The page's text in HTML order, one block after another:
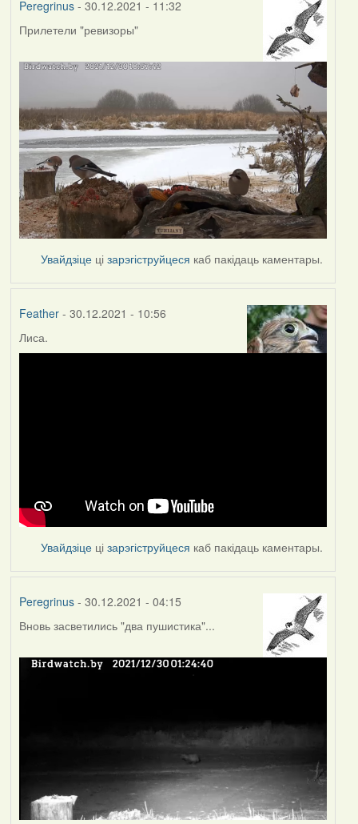
Peregrinus- 30.12.2021 - 11:32
Прилетели "ревизоры"
Увайдзіце цізарэгіструйцеся каб пакідаць каментары.
Feather- 30.12.2021 - 10:56
Лиса.
Увайдзіце цізарэгіструйцеся каб пакідаць каментары.
Peregrinus- 30.12.2021 - 04:15
Вновь засветились "два пушистика"...